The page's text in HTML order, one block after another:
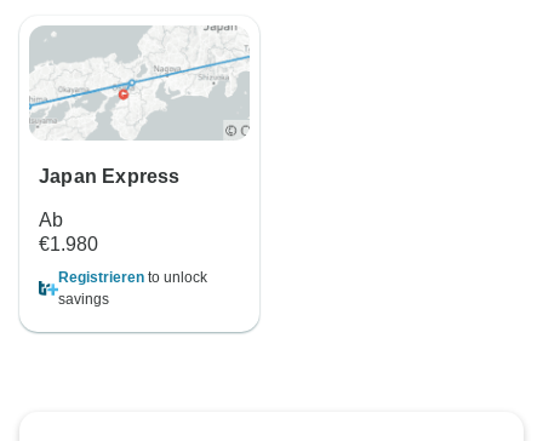
Japan Express
Ab
€1.980
Registrieren to unlock
savings